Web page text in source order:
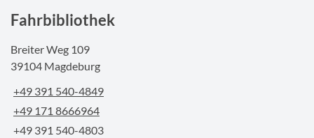
Fahrbibliothek
Breiter Weg 109
39104 Magdeburg
+49 391 540-4849
+49 171 8666964
+49 391 540-4803